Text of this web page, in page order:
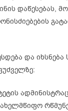
დაწესებას,
და იხსნება